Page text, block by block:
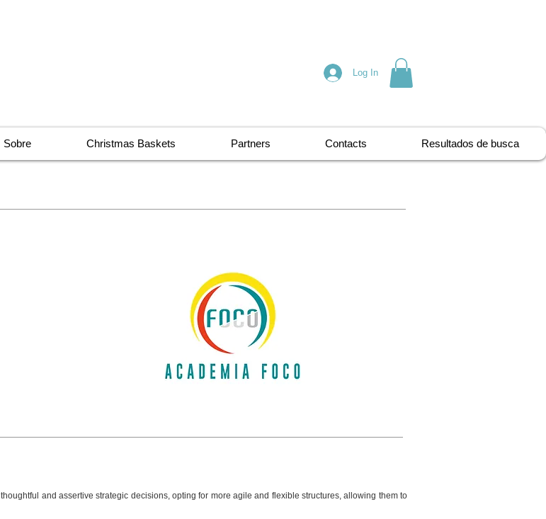
Log In
Sobre Christmas Baskets Partners Contacts Resultados de busca
thoughtful and assertive strategic decisions, opting for more agile and flexible structures, allowing them to